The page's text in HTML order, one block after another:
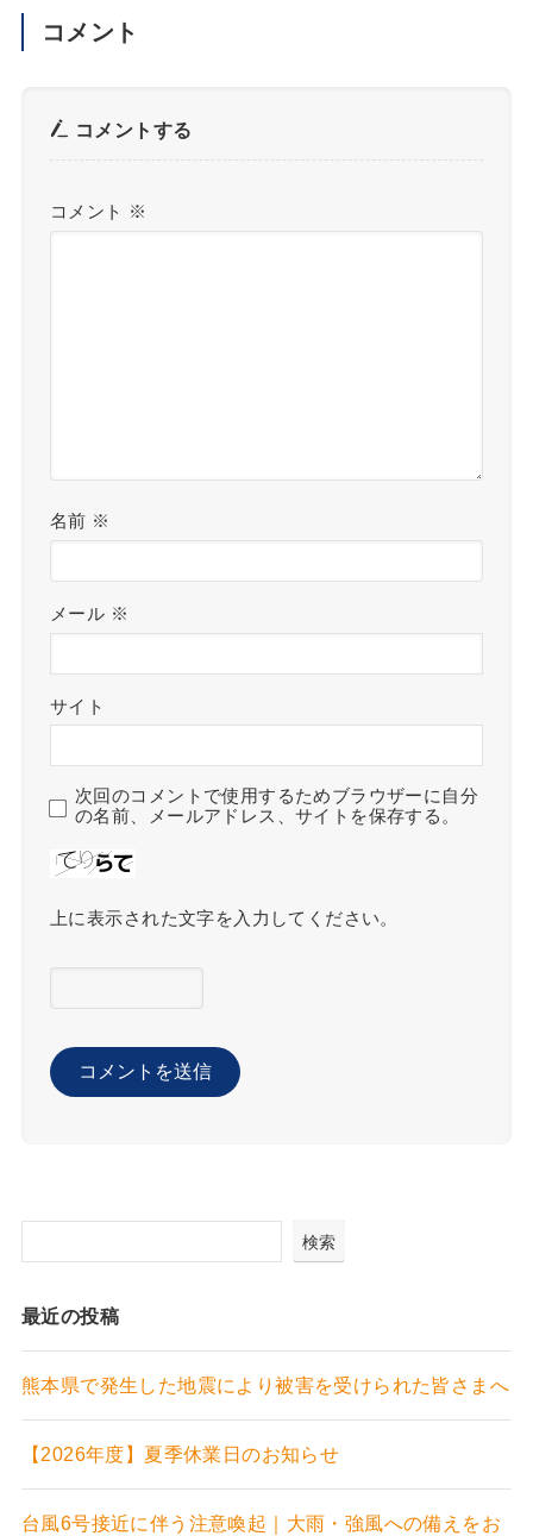
コメント
コメントする
コメント ※
名前 ※
メール ※
サイト
次回のコメントで使用するためブラウザーに自分
の名前、メールアドレス、サイトを保存する。
上に表示された文字を入力してください。
検索
最近の投稿
熊本県で発生した地震により被害を受けられた皆さまへ
【2026年度】夏季休業日のお知らせ
台風6号接近に伴う注意喚起｜大雨・強風への備えをお